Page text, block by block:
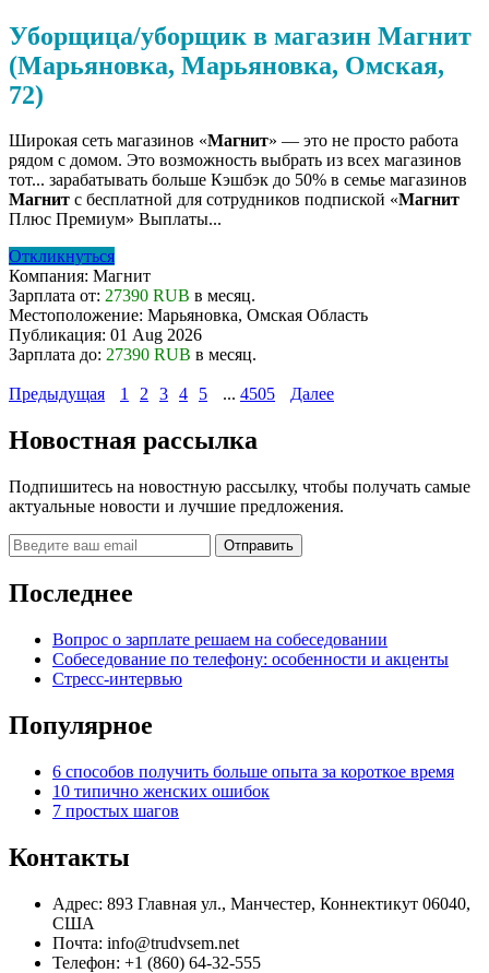
Уборщица/уборщик в магазин Магнит
(Марьяновка, Марьяновка, Омская,
72)
Широкая сеть магазинов «Магнит» — это не просто работа
рядом с домом. Это возможность выбрать из всех магазинов
тот... зарабатывать больше Кэшбэк до 50% в семье магазинов
Магнит с бесплатной для сотрудников подпиской «Магнит
Плюс Премиум» Выплаты...
Откликнуться
Компания: Магнит
Зарплата от: 27390 RUB в месяц.
Местоположение: Марьяновка, Омская Область
Публикация: 01 Aug 2026
Зарплата до: 27390 RUB в месяц.
Предыдущая 1 2 3 4 5 ... 4505 Далее
Новостная рассылка
Подпишитесь на новостную рассылку, чтобы получать самые
актуальные новости и лучшие предложения.
Последнее
Вопрос о зарплате решаем на собеседовании
Собеседование по телефону: особенности и акценты
Стресс-интервью
Популярное
6 способов получить больше опыта за короткое время
10 типично женских ошибок
7 простых шагов
Контакты
Адрес: 893 Главная ул., Манчестер, Коннектикут 06040,
США
Почта: info@trudvsem.net
Телефон: +1 (860) 64-32-555